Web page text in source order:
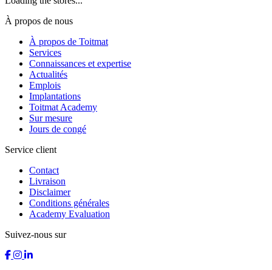
À propos de nous
À propos de Toitmat
Services
Connaissances et expertise
Actualités
Emplois
Implantations
Toitmat Academy
Sur mesure
Jours de congé
Service client
Contact
Livraison
Disclaimer
Conditions générales
Academy Evaluation
Suivez-nous sur